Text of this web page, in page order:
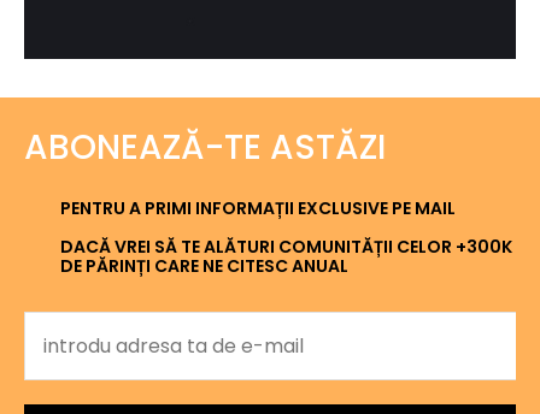
ABONEAZĂ-TE ASTĂZI
PENTRU A PRIMI INFORMAȚII EXCLUSIVE PE MAIL
DACĂ VREI SĂ TE ALĂTURI COMUNITĂȚII CELOR +300K
DE PĂRINȚI CARE NE CITESC ANUAL